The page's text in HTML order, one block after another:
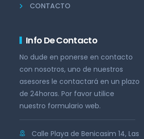
CONTACTO
Info De Contacto
No dude en ponerse en contacto
con nosotros, uno de nuestros
asesores le contactará en un plazo
de 24horas. Por favor utilice
nuestro formulario web.
Calle Playa de Benicasim 14, Las